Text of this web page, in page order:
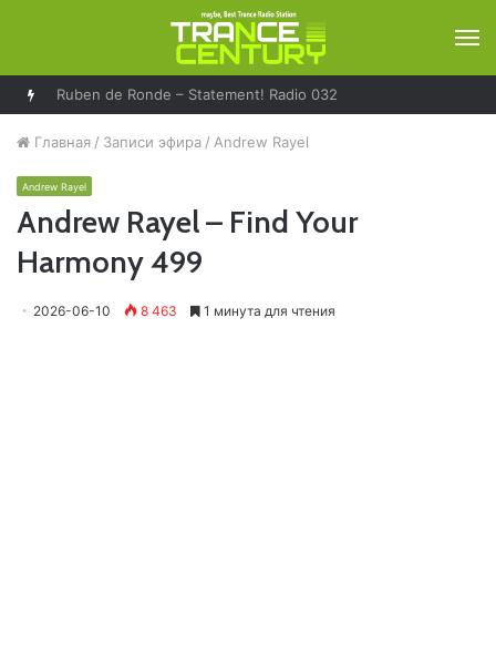
Ruben de Ronde – Statement! Radio 032
Главная / Записи эфира / Andrew Rayel
Andrew Rayel
Andrew Rayel – Find Your
Harmony 499
2026-06-10 8 463 1 минута для чтения